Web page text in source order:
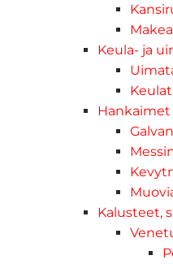
Keula- ja
Hankaimet
Kalusteet,